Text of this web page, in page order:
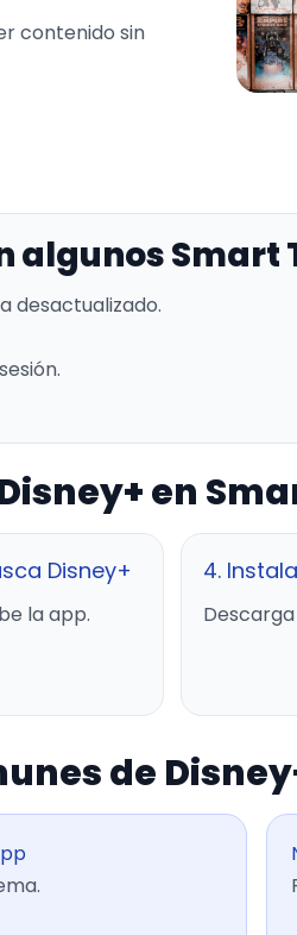
contenido sin
algunos Smart
desactualizado.
en
Disney+
la app.
4. Instala
de